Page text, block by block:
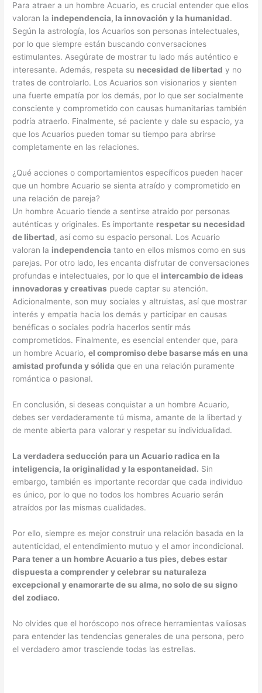
Para atraer a un hombre Acuario, es crucial entender que ellos
valoran la independencia, la innovación y la humanidad.
Según la astrología, los Acuarios son personas intelectuales,
por lo que siempre están buscando conversaciones
estimulantes. Asegúrate de mostrar tu lado más auténtico e
interesante. Además, respeta su necesidad de libertad y no
trates de controlarlo. Los Acuarios son visionarios y sienten
una fuerte empatía por los demás, por lo que ser socialmente
consciente y comprometido con causas humanitarias también
podría atraerlo. Finalmente, sé paciente y dale su espacio, ya
que los Acuarios pueden tomar su tiempo para abrirse
completamente en las relaciones.
¿Qué acciones o comportamientos específicos pueden hacer
que un hombre Acuario se sienta atraído y comprometido en
una relación de pareja?
Un hombre Acuario tiende a sentirse atraído por personas
auténticas y originales. Es importante respetar su necesidad
de libertad, así como su espacio personal. Los Acuario
valoran la independencia tanto en ellos mismos como en sus
parejas. Por otro lado, les encanta disfrutar de conversaciones
profundas e intelectuales, por lo que el intercambio de ideas
innovadoras y creativas puede captar su atención.
Adicionalmente, son muy sociales y altruistas, así que mostrar
interés y empatía hacia los demás y participar en causas
benéficas o sociales podría hacerlos sentir más
comprometidos. Finalmente, es esencial entender que, para
un hombre Acuario,el compromiso debe basarse más en una
amistad profunda y sólida que en una relación puramente
romántica o pasional.
En conclusión, si deseas conquistar a un hombre Acuario,
debes ser verdaderamente tú misma, amante de la libertad y
de mente abierta para valorar y respetar su individualidad.
La verdadera seducción para un Acuario radica en la
inteligencia, la originalidad y la espontaneidad. Sin
embargo, también es importante recordar que cada individuo
es único, por lo que no todos los hombres Acuario serán
atraídos por las mismas cualidades.
Por ello, siempre es mejor construir una relación basada en la
autenticidad, el entendimiento mutuo y el amor incondicional.
Para tener a un hombre Acuario a tus pies, debes estar
dispuesta a comprender y celebrar su naturaleza
excepcional y enamorarte de su alma, no solo de su signo
del zodiaco.
No olvides que el horóscopo nos ofrece herramientas valiosas
para entender las tendencias generales de una persona, pero
el verdadero amor trasciende todas las estrellas.